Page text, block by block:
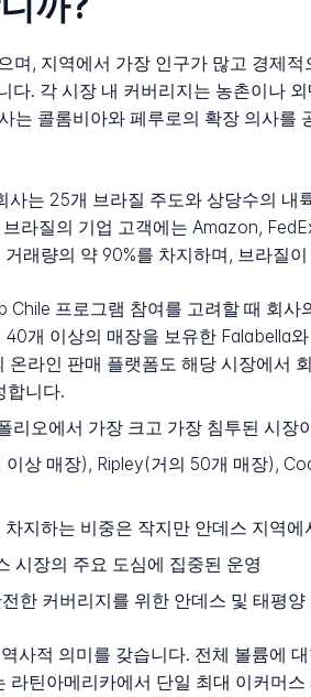
, 지역에서 가장 인구가 많고 경제
. 각 시장 내 커버리지는 농촌이나
는 콜롬비아와 페루로의 확장 의사를
는 25개 브라질 주도와 상당수의 내
라질의 기업 고객에는 Amazon,
래량의 약 90%를 차지하며, 브라질
프로그램 참여를 고려할 때 회사
개 이상의 매장을 보유한 Falabella
라인 판매 플랫폼도 해당 시장에서
합니다.
오에서 가장 크고 가장 침투된 시장
상 매장), Ripley(거의 50개 매장),
지하는 비중은 작지만 안데스 지역에
시장의 주요 도심에 집중된 운영
한 커버리지를 위한 안데스 및 태평양
사적 의미를 갖습니다. 전체 볼륨에
틴아메리카에서 단일 최대 이커머